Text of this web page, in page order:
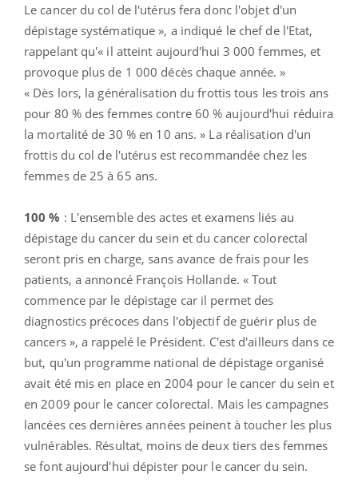
Le cancerdu col de l'utérus fera donc l'objet d'un
dépistage systématique », a indiqué le chef de l'Etat,
rappelant qu'« il atteint aujourd'hui 3 000 femmes, et
provoque plus de 1 000 décès chaque année. »
« Dès lors, la généralisation du frottis tous les trois ans
pour 80 % des femmes contre 60 % aujourd'hui réduira
la mortalité de 30 % en 10 ans. » La réalisation d'un
frottis du col de l'utérus est recommandée chez les
femmes de 25 à 65 ans.
100 % : L'ensemble des actes et examens liés au
dépistage du cancer du sein et du cancer colorectal
seront pris en charge, sans avance de frais pour les
patients, a annoncé François Hollande. « Tout
commence par le dépistage car il permet des
diagnostics précoces dans l'objectif de guérir plus de
cancers », a rappelé le Président. C'est d'ailleurs dans ce
but, qu'un programme national de dépistage organisé
avait été mis en place en 2004 pour le cancer du sein et
en 2009 pour le cancer colorectal. Mais les campagnes
lancées ces dernières années peinent à toucher les plus
vulnérables. Résultat, moins de deux tiers des femmes
se font aujourd'hui dépister pour le cancer du sein.